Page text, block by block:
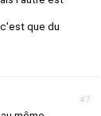
que du
#7